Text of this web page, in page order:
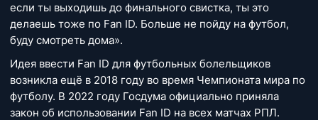
если ты выходишь до финального свистка, ты это
делаешь тоже по Fan ID. Больше не пойду на футбол,
буду смотреть дома».
Идея ввести Fan ID для футбольных болельщиков
возникла ещё в 2018 году во время Чемпионата мира по
футболу. В 2022 году Госдума официально приняла
закон об использовании Fan ID на всех матчах РПЛ.